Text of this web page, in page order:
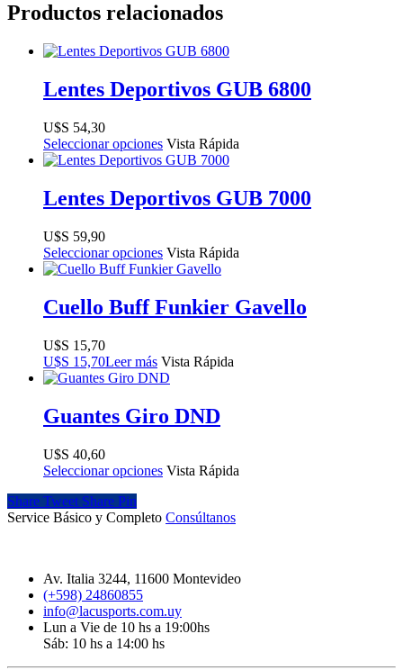
Productos relacionados
Lentes Deportivos GUB 6800
$
54,30
Seleccionar opciones Vista Rápida
Lentes Deportivos GUB 7000
$
59,90
Seleccionar opciones Vista Rápida
Cuello Buff Funkier Gavello
$
15,70
$
15,70Leer más Vista Rápida
Guantes Giro DND
$
40,60
Seleccionar opciones Vista Rápida
Share Tweet Share Pin
Service Básico y Completo Consúltanos
Av. Italia 3244, 11600 Montevideo
(+598) 24860855
info@lacusports.com.uy
Lun a Vie de 10 hs a 19:00hs
Sáb: 10 hs a 14:00 hs